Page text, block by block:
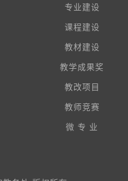
专业建设
课程建设
教材建设
教学成果奖
教改项目
教师竞赛
微 专 业